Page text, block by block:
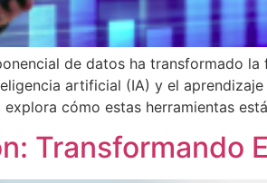
de datos ha transformado
artificial (IA) y el
cómo estas herramientas
Transformando